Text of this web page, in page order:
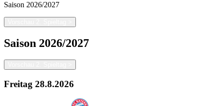
Saison 2026/2027
Saison 2026/2027
Freitag 28.8.2026